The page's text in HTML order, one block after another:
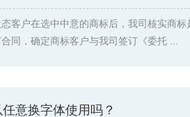
客户在选中中意的商标后，我司核实商标
同，确定商标客户与我司签订《委托 ...
意换字体使用吗？